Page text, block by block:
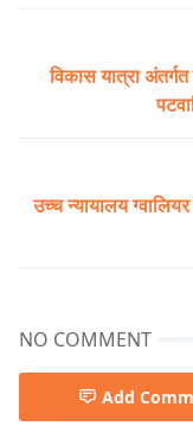
विकास यात्रा
उच्च न्यायालय
NO COMMENT
Add